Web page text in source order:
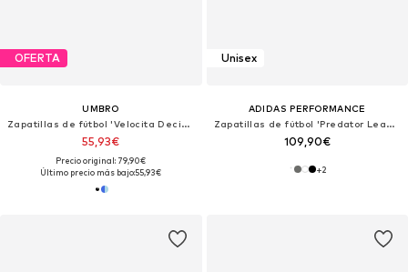
OFERTA
UMBRO
Zapatillas de fútbol 'Velocita Decima Team'
55,93€
Precio original: 79,90€
Último precio más bajo:55,93€
Unisex
ADIDAS PERFORMANCE
Zapatillas de fútbol 'Predator League'
109,90€
+2